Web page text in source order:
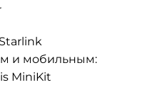
и мобильным:
MiniKit